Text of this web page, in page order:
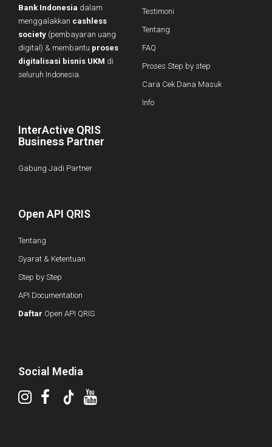
Bank Indonesia dalam
menggalakkan cashless
society (pembayaran uang
digital) & membantu proses
digitalisasi bisnis UKM di
seluruh Indonesia.
InterActive QRIS
Business Partner
Gabung Jadi Partner
Testimoni
Tentang
FAQ
Proses Step by step
Cara Cek Dana Masuk
Info
Open API QRIS
Tentang
Syarat & Ketentuan
Step by Step
API Documentation
Daftar Open API QRIS
Social Media